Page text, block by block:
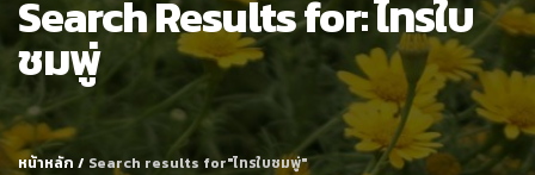
Search Results for:ไทรใบ
ชมพู่
หน้าหลัก / Search results for"ไทรใบชมพู่"